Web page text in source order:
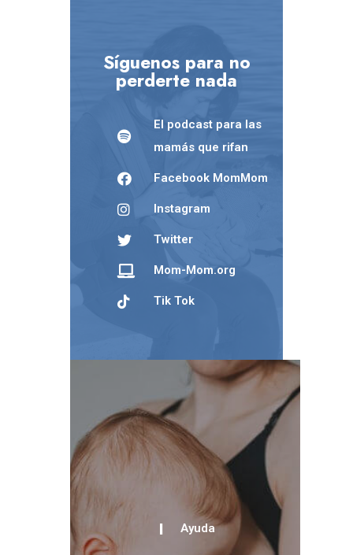
Síguenos para no
perderte nada
El podcast para las
mamás que rifan
Facebook MomMom
Instagram
Twitter
Mom-Mom.org
Tik Tok
Ayuda